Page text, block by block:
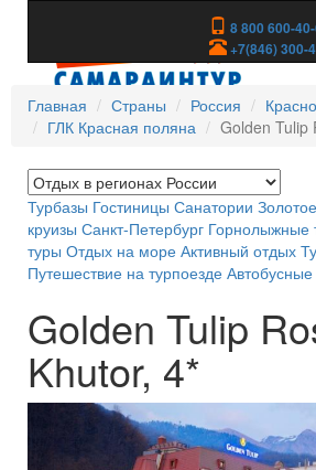
8 800 600-
+7(846) 300-
Главная
Страны Россия
ГЛК Красная поляна
Golden Tulip
Турбазы Гостиницы Санатории
круизы Санкт-Петербург Горнолыжные
туры Отдых на море Активный отдых
Путешествие на турпоезде
Golden Tulip
Khutor, 4*